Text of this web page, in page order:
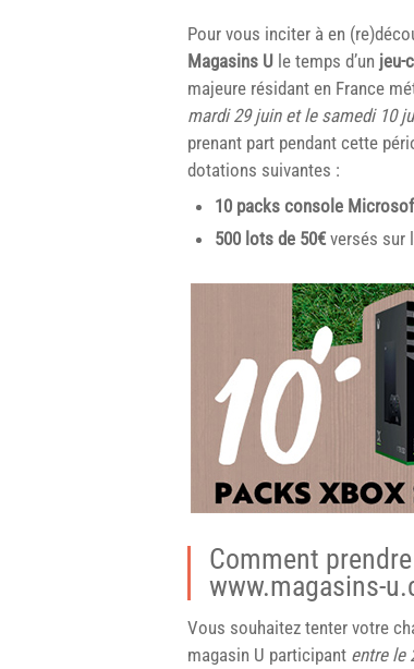
Pour vous inciter à en
Magasins U le temps d’un jeu-
majeure résidant en France
mardi 29 juin et le samedi 10
prenant part pendant cette
dotations suivantes :
10 packs console
500 lots de 50€ versés sur
Comment
www.magasins-
Vous souhaitez tenter votre
magasin U participant entre le